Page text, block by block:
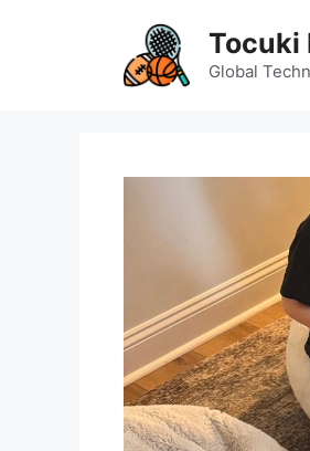
Tocuki
Global